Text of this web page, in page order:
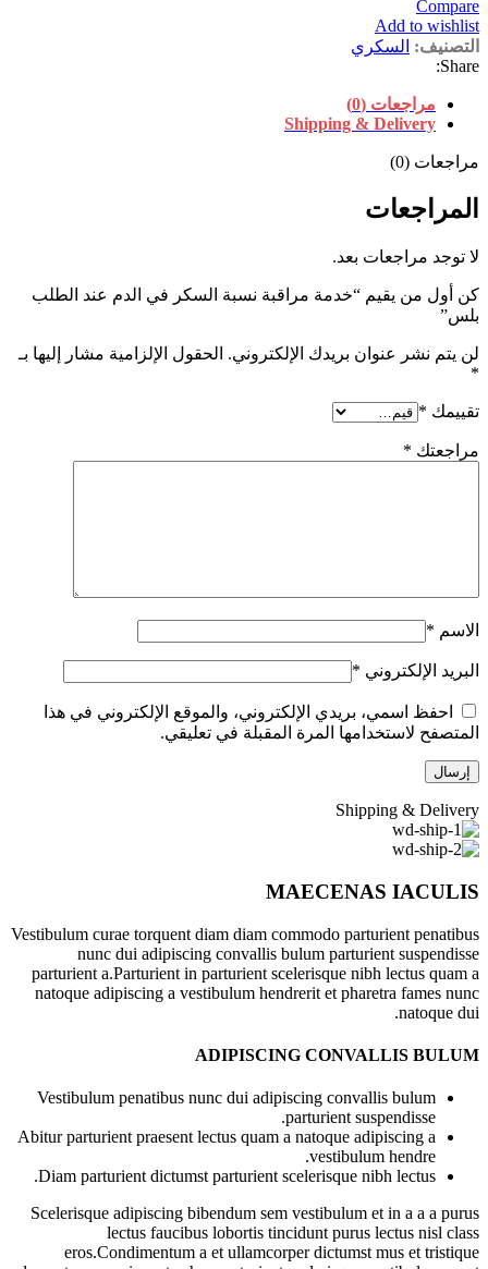
Compare
Add to wishlist
التصنيف: السكري
Share:
مراجعات (0)
Shipping & Delivery
مراجعات (0)
المراجعات
لا توجد مراجعات بعد.
كن أول من يقيم “خدمة مراقبة نسبة السكر في الدم عند الطلب
بلس”
لن يتم نشر عنوان بريدك الإلكتروني. الحقول الإلزامية مشار إليها بـ
*
تقييمك *
مراجعتك *
الاسم *
البريد الإلكتروني *
احفظ اسمي، بريدي الإلكتروني، والموقع الإلكتروني في هذا
المتصفح لاستخدامها المرة المقبلة في تعليقي.
Shipping & Delivery
MAECENAS IACULIS
Vestibulum curae torquent diam diam commodo parturient penatibus
nunc dui adipiscing convallis bulum parturient suspendisse
parturient a.Parturient in parturient scelerisque nibh lectus quam a
natoque adipiscing a vestibulum hendrerit et pharetra fames nunc
natoque dui.
ADIPISCING CONVALLIS BULUM
Vestibulum penatibus nunc dui adipiscing convallis bulum
parturient suspendisse.
Abitur parturient praesent lectus quam a natoque adipiscing a
vestibulum hendre.
Diam parturient dictumst parturient scelerisque nibh lectus.
Scelerisque adipiscing bibendum sem vestibulum et in a a a purus
lectus faucibus lobortis tincidunt purus lectus nisl class
eros.Condimentum a et ullamcorper dictumst mus et tristique